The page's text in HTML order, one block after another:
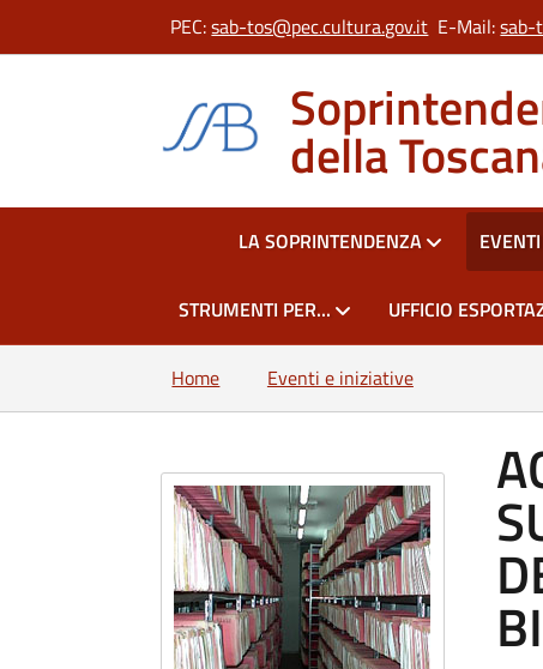
PEC:sab-tos@pec.cultura.gov.it E-Mail:sab-
della
HOMELA SOPRINTENDENZA
STRUMENTI PER... UFFICIO
Home Eventi e iniziative